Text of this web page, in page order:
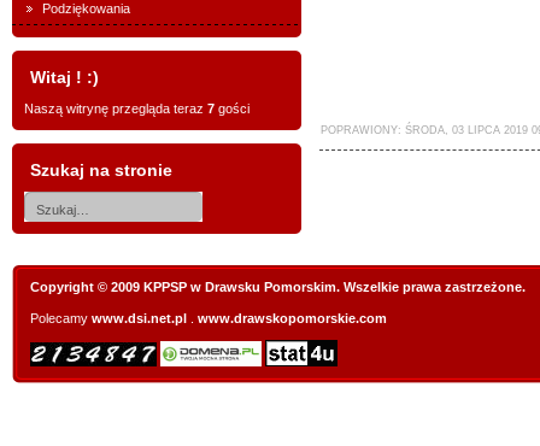
Podziękowania
Witaj ! :)
Naszą witrynę przegląda teraz 7 gości
Szukaj na stronie
POPRAWIONY: ŚRODA, 03 LIPCA 2019
Copyright © 2009 KPPSP w Drawsku Pomorskim. Wszelkie prawa zastrzeżone.
Polecamy www.dsi.net.pl www.drawskopomorskie.com